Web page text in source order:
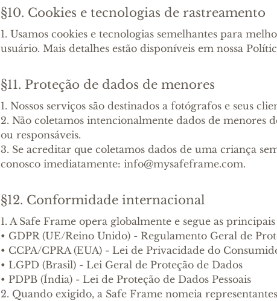
§10. Cookies e tecnologias de rastreamento
1. Usamos cookies e tecnologias semelhantes para
usuário. Mais detalhes estão disponíveis em nossa
§11. Proteção de dados de menores
1. Nossos serviços são destinados a fotógrafos e seus
2. Não coletamos intencionalmente dados de menores
ou responsáveis.
3. Se acreditar que coletamos dados de uma criança
conosco imediatamente: info@mysafeframe.com.
§12. Conformidade internacional
1. A Safe Frame opera globalmente e segue as
• GDPR (UE/Reino Unido) - Regulamento Geral de
• CCPA/CPRA (EUA) - Lei de Privacidade do
• LGPD (Brasil) - Lei Geral de Proteção de Dados
• PDPB (Índia) - Lei de Proteção de Dados Pessoais
2. Quando exigido, a Safe Frame nomeia